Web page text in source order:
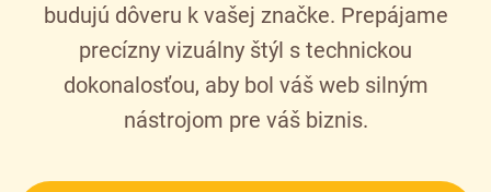
budujú dôveru k vašej značke. Prepájame
precízny vizuálny štýl s technickou
dokonalosťou, aby bol váš web silným
nástrojom pre váš biznis.